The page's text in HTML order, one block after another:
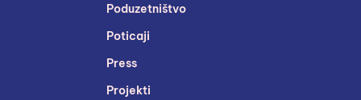
Poduzetništvo
Poticaji
Press
Projekti